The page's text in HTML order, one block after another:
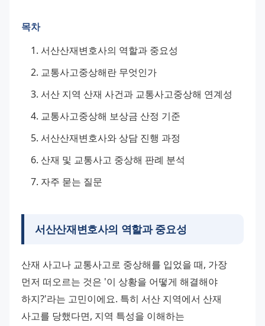
목차
서산산재변호사의 역할과 중요성
교통사고중상해란 무엇인가
서산 지역 산재 사건과 교통사고중상해 연계성
교통사고중상해 보상금 산정 기준
서산산재변호사와 상담 진행 과정
산재 및 교통사고 중상해 판례 분석
자주 묻는 질문
서산산재변호사의 역할과 중요성
산재 사고나 교통사고로 중상해를 입었을 때, 가장
먼저 떠오르는 것은 '이 상황을 어떻게 해결해야
하지?'라는 고민이에요. 특히 서산 지역에서 산재
사고를 당했다면, 지역 특성을 이해하는